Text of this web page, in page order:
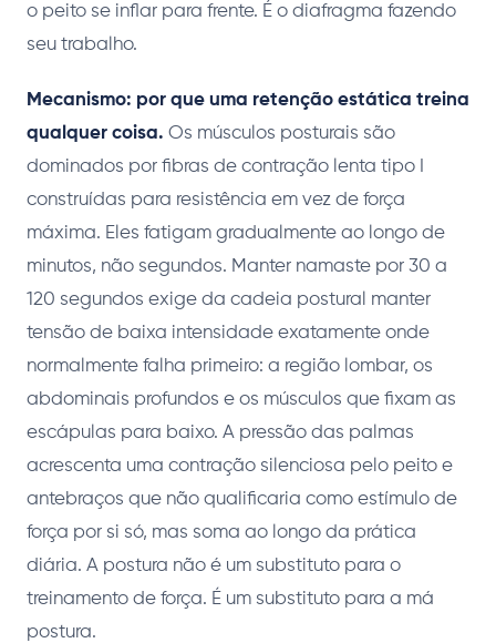
o peito se inflar para frente. É o diafragma fazendo
seu trabalho.
Mecanismo: por que uma retenção estática treina
qualquer coisa. Os músculos posturais são
dominados por fibras de contração lenta tipo I
construídas para resistência em vez de força
máxima. Eles fatigam gradualmente ao longo de
minutos, não segundos. Manter namaste por 30 a
120 segundos exige da cadeia postural manter
tensão de baixa intensidade exatamente onde
normalmente falha primeiro: a região lombar, os
abdominais profundos e os músculos que fixam as
escápulas para baixo. A pressão das palmas
acrescenta uma contração silenciosa pelo peito e
antebraços que não qualificaria como estímulo de
força por si só, mas soma ao longo da prática
diária. A postura não é um substituto para o
treinamento de força. É um substituto para a má
postura.